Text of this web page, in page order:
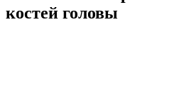
костей головы